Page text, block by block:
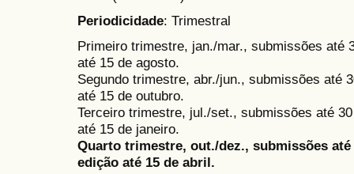
Periodicidade: Trimestral
Primeiro trimestre, jan./mar., submissões até
até 15 de agosto.
Segundo trimestre, abr./jun., submissões até
até 15 de outubro.
Terceiro trimestre, jul./set., submissões até
até 15 de janeiro.
Quarto trimestre, out./dez., submissões
edição até 15 de abril.